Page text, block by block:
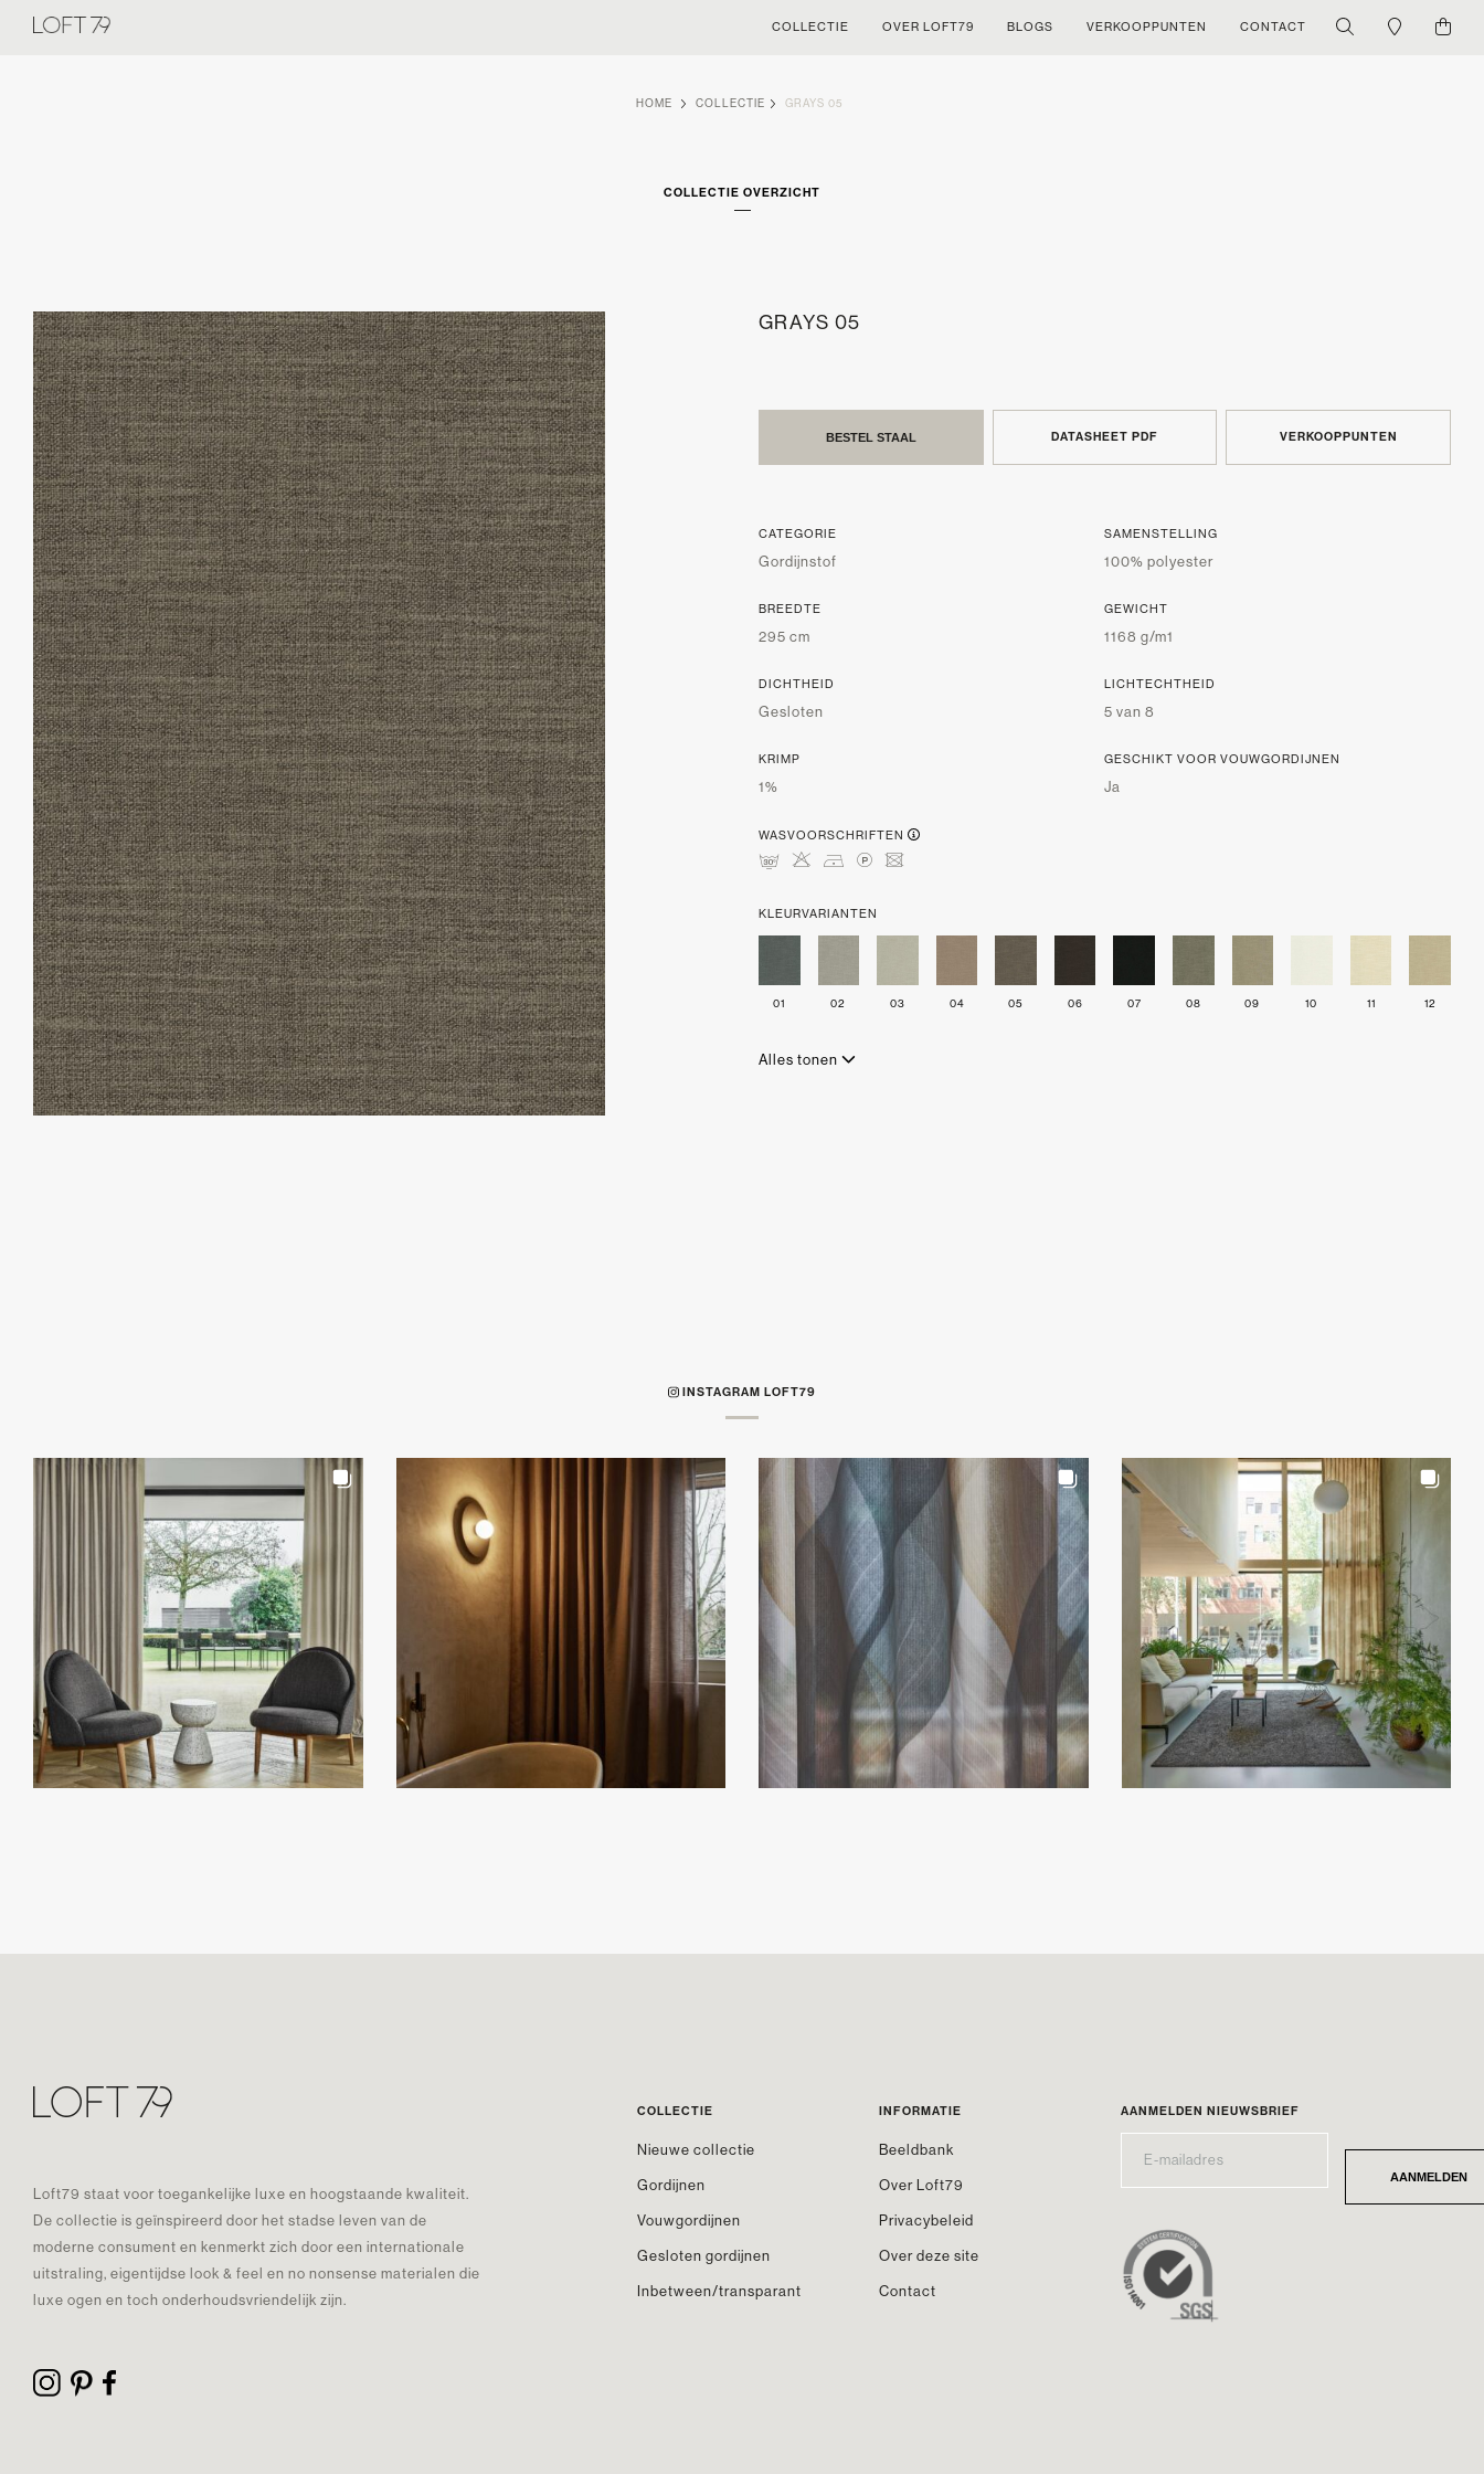
COLLECTIE OVER LOFT79 BLOGS VERKOOPPUNTEN CONTACT
HOME COLLECTIE GRAYS 05
COLLECTIE OVERZICHT
GRAYS 05
BESTEL STAAL DATASHEET PDF VERKOOPPUNTEN
CATEGORIE
Gordijnstof
SAMENSTELLING
100% polyester
BREEDTE
295 cm
GEWICHT
1168 g/m1
DICHTHEID
Gesloten
LICHTECHTHEID
5 van 8
KRIMP
1%
GESCHIKT VOOR VOUWGORDIJNEN
Ja
WASVOORSCHRIFTEN
mHDLU
KLEURVARIANTEN
01 02 03 04 05 06 07 08 09 10 11 12
Alles tonen
INSTAGRAM LOFT79
Loft79 staat voor toegankelijke luxe en hoogstaande kwaliteit.
De collectie is geïnspireerd door het stadse leven van de
moderne consument en kenmerkt zich door een internationale
uitstraling, eigentijdse look & feel en no nonsense materialen die
luxe ogen en toch onderhoudsvriendelijk zijn.
COLLECTIE
Nieuwe collectie
Gordijnen
Vouwgordijnen
Gesloten gordijnen
Inbetween/transparant
INFORMATIE
Beeldbank
Over Loft79
Privacybeleid
Over deze site
Contact
AANMELDEN NIEUWSBRIEF
AANMELDEN